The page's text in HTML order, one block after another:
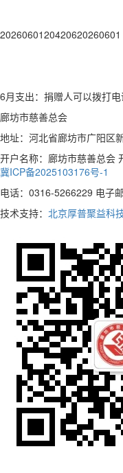
2026060120420620260601
6月支出：捐赠人可以拨打
廊坊市慈善总会
地址：河北省廊坊市广阳区
开户名称：廊坊市慈善总会
冀ICP备2025103176号-1
电话：0316-5266229 电子
技术支持： 北京厚普聚益科